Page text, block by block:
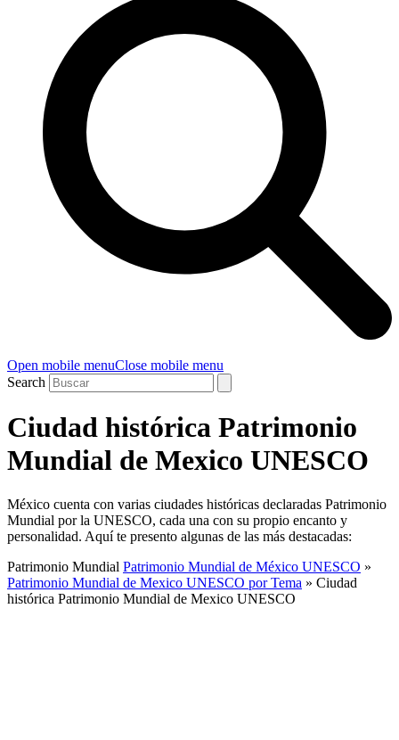
Open mobile menuClose mobile menu
Search
Ciudad histórica Patrimonio
Mundial de Mexico UNESCO
México cuenta con varias ciudades históricas declaradas Patrimonio
Mundial por la UNESCO, cada una con su propio encanto y
personalidad. Aquí te presento algunas de las más destacadas:
Patrimonio Mundial Patrimonio Mundial de México UNESCO »
Patrimonio Mundial de Mexico UNESCO por Tema » Ciudad
histórica Patrimonio Mundial de Mexico UNESCO